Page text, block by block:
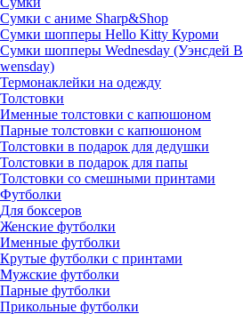
Сумки с аниме Sharp&Shop
Сумки шопперы Hello Kitty Куроми
Сумки шопперы Wednesday (Уэнсдей
wensday)
Термонаклейки на одежду
Толстовки
Именные толстовки с капюшоном
Парные толстовки с капюшоном
Толстовки в подарок для дедушки
Толстовки в подарок для папы
Толстовки со смешными принтами
Футболки
Для боксеров
Женские футболки
Именные футболки
Крутые футболки с принтами
Мужские футболки
Парные футболки
Прикольные футболки